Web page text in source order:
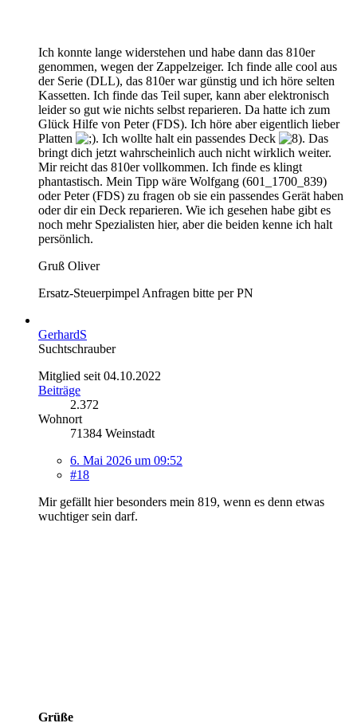
Ich konnte lange widerstehen und habe dann das 810er
genommen, wegen der Zappelzeiger. Ich finde alle cool aus
der Serie (DLL), das 810er war günstig und ich höre selten
Kassetten. Ich finde das Teil super, kann aber elektronisch
leider so gut wie nichts selbst reparieren. Da hatte ich zum
Glück Hilfe von Peter (FDS). Ich höre aber eigentlich lieber
Platten
. Ich wollte halt ein passendes Deck
. Das
bringt dich jetzt wahrscheinlich auch nicht wirklich weiter.
Mir reicht das 810er vollkommen. Ich finde es klingt
phantastisch. Mein Tipp wäre Wolfgang (601_1700_839)
oder Peter (FDS) zu fragen ob sie ein passendes Gerät haben
oder dir ein Deck reparieren. Wie ich gesehen habe gibt es
noch mehr Spezialisten hier, aber die beiden kenne ich halt
persönlich.
Gruß Oliver
Ersatz-Steuerpimpel Anfragen bitte per PN
GerhardS
Suchtschrauber
Mitglied seit 04.10.2022
Beiträge
2.372
Wohnort
71384 Weinstadt
6. Mai 2026 um 09:52
#18
Mir gefällt hier besonders mein 819, wenn es denn etwas
wuchtiger sein darf.
Grüße